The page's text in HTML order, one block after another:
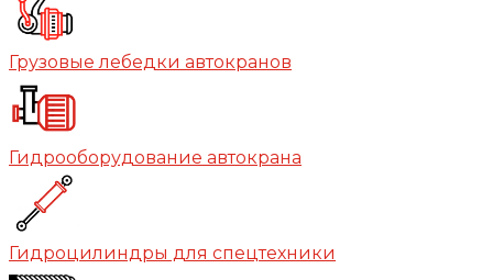
Грузовые лебедки автокранов
Гидрооборудование автокрана
Гидроцилиндры для спецтехники